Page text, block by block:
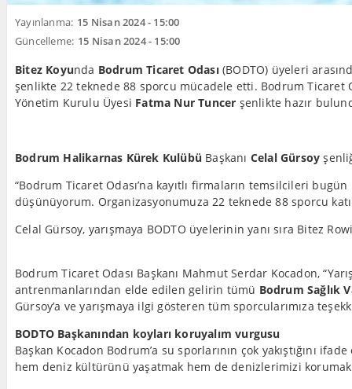
Yayınlanma: 15 Nisan 2024 - 15:00
Güncelleme: 15 Nisan 2024 - 15:00
Bitez Koyunda Bodrum Ticaret Odası(BODTO) üyeleri
şenlikte 22 teknede 88 sporcu mücadele etti. Bodrum Ticaret
Yönetim Kurulu Üyesi Fatma Nur Tuncer şenlikte hazır
Bodrum Halikarnas Kürek Kulübü Başkanı Celal Gürsoy
“Bodrum Ticaret Odası’na kayıtlı firmaların temsilcileri
düşünüyorum. Organizasyonumuza 22 teknede 88 sporcu
Celal Gürsoy, yarışmaya BODTO üyelerinin yanı sıra Bitez
Bodrum Ticaret Odası Başkanı Mahmut Serdar Kocadon,
antrenmanlarından elde edilen gelirin tümü Bodrum Sağlık
Gürsoy’a ve yarışmaya ilgi gösteren tüm sporcularımıza
BODTO Başkanından koyları koruyalım vurgusu
Başkan Kocadon Bodrum’a su sporlarının çok yakıştığını
hem deniz kültürünü yaşatmak hem de denizlerimizi